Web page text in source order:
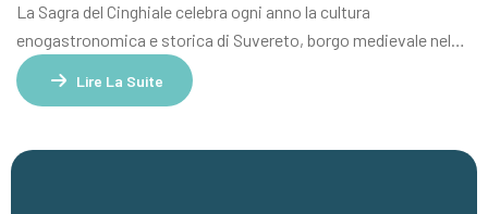
La Sagra del Cinghiale celebra ogni anno la cultura
enogastronomica e storica di Suvereto, borgo medievale nel
cuore della Val di Cornia. La manifestazione offre un’esperienza
autentica, tra piatti tradizionali a base di cinghiale, vini DOC
vie acciottolate e le piazze del centro storico, il borgo diventa
Lire La Suite